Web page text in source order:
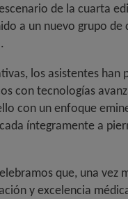
de la cuarta
a un nuevo grupo
.
los asistentes
con tecnologías
con un enfoque
íntegramente a
que, una
y excelencia